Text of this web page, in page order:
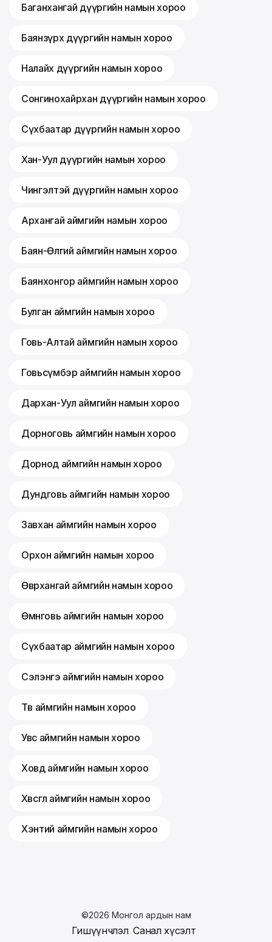
Баганхангай дүүргийн намын хороо
Баянзүрх дүүргийн намын хороо
Налайх дүүргийн намын хороо
Сонгинохайрхан дүүргийн намын хороо
Сүхбаатар дүүргийн намын хороо
Хан-Уул дүүргийн намын хороо
Чингэлтэй дүүргийн намын хороо
Архангай аймгийн намын хороо
Баян-Өлгий аймгийн намын хороо
Баянхонгор аймгийн намын хороо
Булган аймгийн намын хороо
Говь-Алтай аймгийн намын хороо
Говьсүмбэр аймгийн намын хороо
Дархан-Уул аймгийн намын хороо
Дорноговь аймгийн намын хороо
Дорнод аймгийн намын хороо
Дундговь аймгийн намын хороо
Завхан аймгийн намын хороо
Орхон аймгийн намын хороо
Өвөрхангай аймгийн намын хороо
Өмнөговь аймгийн намын хороо
Сүхбаатар аймгийн намын хороо
Сэлэнгэ аймгийн намын хороо
Төв аймгийн намын хороо
Увс аймгийн намын хороо
Ховд аймгийн намын хороо
Хөвсгөл аймгийн намын хороо
Хэнтий аймгийн намын хороо
©2026 Монгол ардын нам
Гишүүнчлэл Санал хүсэлт